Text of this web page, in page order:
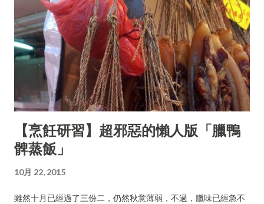
【烹飪研習】超邪惡的懶人版「臘鴨
髀蒸飯」
10月 22, 2015
雖然十月已經過了三份二，仍然秋意薄弱，不過，臘味已經急不